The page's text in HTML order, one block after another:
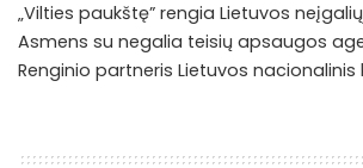
„Vilties paukštę” rengia Lietuvos
Asmens su negalia teisių apsaugos
Renginio partneris Lietuvos